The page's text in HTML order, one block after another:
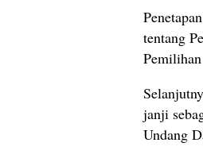
tentang
janji
Undang